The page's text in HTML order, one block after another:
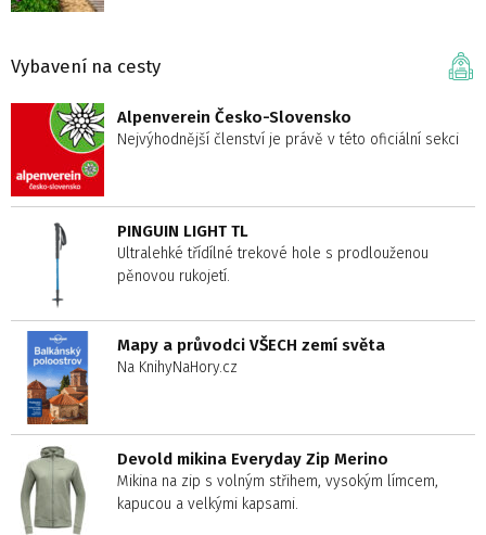
Vybavení na cesty
Alpenverein Česko-Slovensko
Nejvýhodnější členství je právě v této oficiální sekci
PINGUIN LIGHT TL
Ultralehké třídílné trekové hole s prodlouženou
pěnovou rukojetí.
Mapy a průvodci VŠECH zemí světa
Na KnihyNaHory.cz
Devold mikina Everyday Zip Merino
Mikina na zip s volným střihem, vysokým límcem,
kapucou a velkými kapsami.